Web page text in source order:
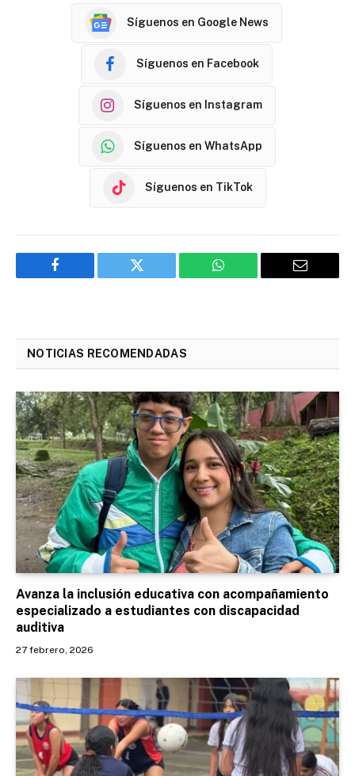
Síguenos en Google News
Síguenos en Facebook
Síguenos en Instagram
Síguenos en WhatsApp
Síguenos en TikTok
Facebook Twitter WhatsApp Email
NOTICIAS RECOMENDADAS
Avanza la inclusión educativa con acompañamiento
especializado a estudiantes con discapacidad
auditiva
27 febrero, 2026